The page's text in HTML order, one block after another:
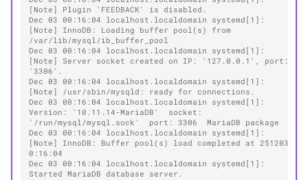
[Note] Plugin 'FEEDBACK' is disabled.
Dec 03 00:16:04 localhost.localdomain systemd[1]:
[Note] InnoDB: Loading buffer pool(s) from
/var/lib/mysql/ib_buffer_pool
Dec 03 00:16:04 localhost.localdomain systemd[1]:
[Note] Server socket created on IP: '127.0.0.1', port:
'3306'.
Dec 03 00:16:04 localhost.localdomain systemd[1]:
[Note] /usr/sbin/mysqld: ready for connections.
Dec 03 00:16:04 localhost.localdomain systemd[1]:
Version: '10.11.14-MariaDB'  socket:
'/run/mysql/mysql.sock'  port: 3306  MariaDB package
Dec 03 00:16:04 localhost.localdomain systemd[1]:
[Note] InnoDB: Buffer pool(s) load completed at 251203
0:16:04
Dec 03 00:16:04 localhost.localdomain systemd[1]:
Started MariaDB database server.